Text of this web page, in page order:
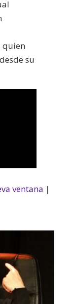
quien
su
ventana |